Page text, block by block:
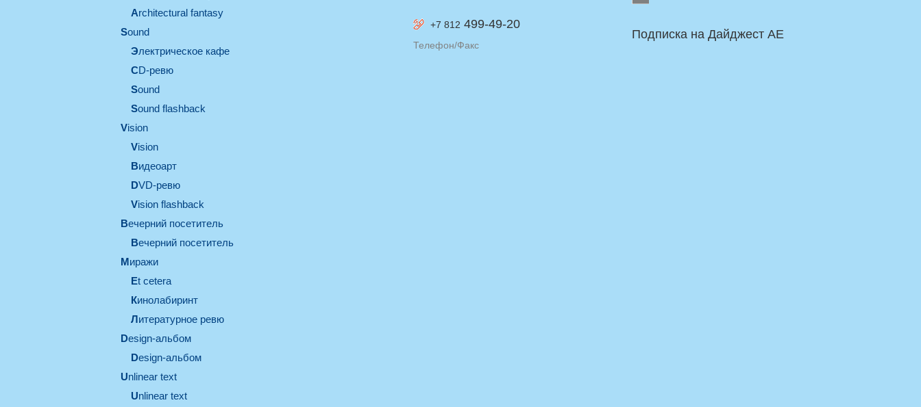
architectural fantasy
sound
электрическое кафе
CD-ревю
sound
Sound flashback
vision
vision
видеоарт
DVD-ревю
Vision flashback
вечерний посетитель
вечерний посетитель
миражи
et cetera
кинолабиринт
литературное ревю
design-альбом
design-альбом
unlinear text
Unlinear text
+7 812 499-49-20
Телефон/Факс
Подписка на Дайджест AE